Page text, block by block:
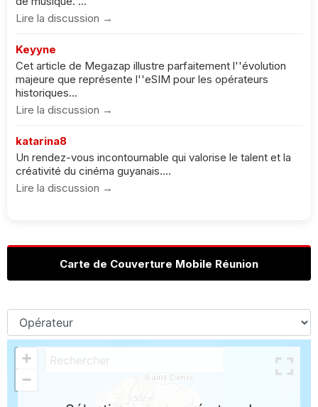
Lire la discussion →
Keyyne
Cet article de Megazap illustre parfaitement l''évolution
majeure que représente l''eSIM pour les opérateurs
historiques...
Lire la discussion →
katarina8
Un rendez-vous incontournable qui valorise le talent et la
créativité du cinéma guyanais....
Lire la discussion →
Carte de Couverture Mobile Réunion